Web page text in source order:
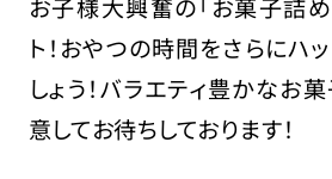
お子様大興奮の「お菓子詰
ト！おやつの時間をさらにハ
しょう！バラエティ豊かなお
意してお待ちしております！